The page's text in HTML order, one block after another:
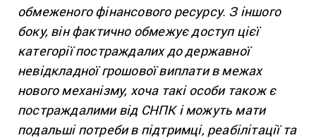
обмеженого фінансового ресурсу. З іншого
боку, він фактично обмежує доступ цієї
категорії постраждалих до державної
невідкладної грошової виплати в межах
нового механізму, хоча такі особи також є
постраждалими від СНПК і можуть мати
подальші потреби в підтримці, реабілітації та